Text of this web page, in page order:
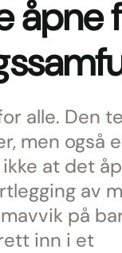
åpne
alle. Den
men også
at det
av
på
inn i et